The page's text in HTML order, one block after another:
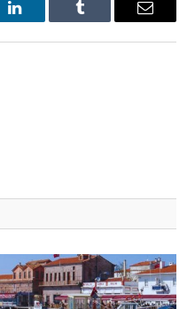
LinkedIn Tumblr Email